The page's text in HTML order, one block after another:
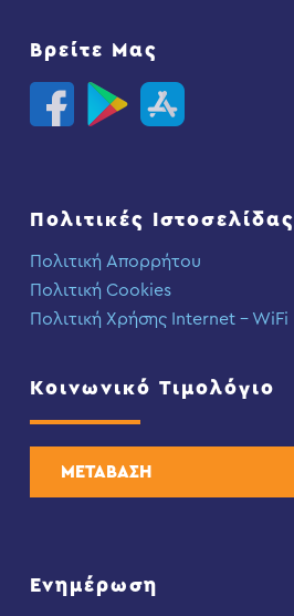
Βρείτε Μας
Πολιτικές Ιστοσελίδας
Πολιτική Απορρήτου
Πολιτική Cookies
Πολιτική Χρήσης Internet – WiFi
Κοινωνικό Τιμολόγιο
ΜΕΤΑΒΑΣΗ
Ενημέρωση